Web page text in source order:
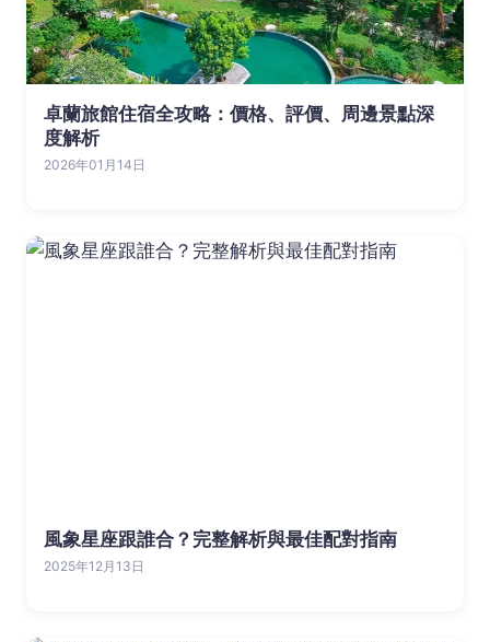
卓蘭旅館住宿全攻略：價格、評價、周邊景點深
度解析
2026年01月14日
風象星座跟誰合？完整解析與最佳配對指南
2025年12月13日